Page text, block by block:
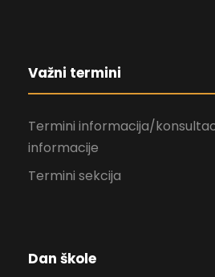
Važni termini
Termini informacija/
informacije
Termini sekcija
Dan škole